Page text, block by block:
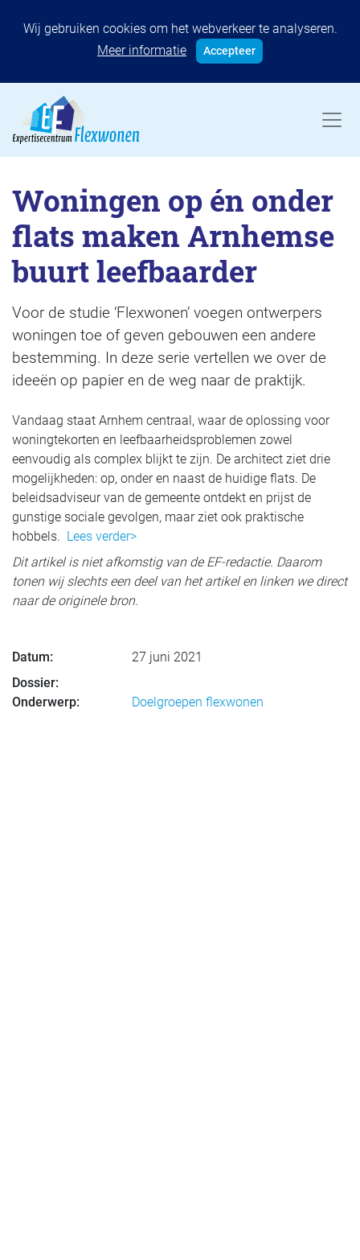
Wij gebruiken cookies om het webverkeer te analyseren.
Meer informatie
Accepteer
Woningen op én onder
flats maken Arnhemse
buurt leefbaarder
Voor de studie ‘Flexwonen’ voegen ontwerpers
woningen toe of geven gebouwen een andere
bestemming. In deze serie vertellen we over de
ideeën op papier en de weg naar de praktijk.
Vandaag staat Arnhem centraal, waar de oplossing voor
woningtekorten en leefbaarheidsproblemen zowel
eenvoudig als complex blijkt te zijn. De architect ziet drie
mogelijkheden: op, onder en naast de huidige flats. De
beleidsadviseur van de gemeente ontdekt en prijst de
gunstige sociale gevolgen, maar ziet ook praktische
hobbels. Lees verder>
Dit artikel is niet afkomstig van de EF-redactie. Daarom
tonen wij slechts een deel van het artikel en linken we direct
naar de originele bron.
Datum:
27 juni 2021
Dossier:
Onderwerp:
Doelgroepen flexwonen